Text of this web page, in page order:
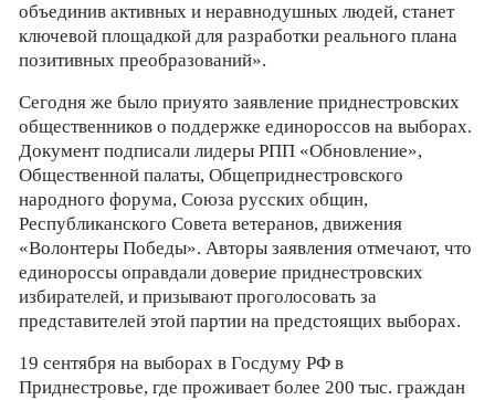
объединив активных и неравнодушных людей, станет
ключевой площадкой для разработки реального плана
позитивных преобразований».
Сегодня же было приyято заявление приднестровских
общественников о поддержке единороссов на выборах.
Документ подписали лидеры РПП «Обновление»,
Общественной палаты, Общеприднестровского
народного форума, Союза русских общин,
Республиканского Совета ветеранов, движения
«Волонтеры Победы». Авторы заявления отмечают, что
единороссы оправдали доверие приднестровских
избирателей, и призывают проголосовать за
представителей этой партии на предстоящих выборах.
19 сентября на выборах в Госдуму РФ в
Приднестровье, где проживает более 200 тыс. граждан